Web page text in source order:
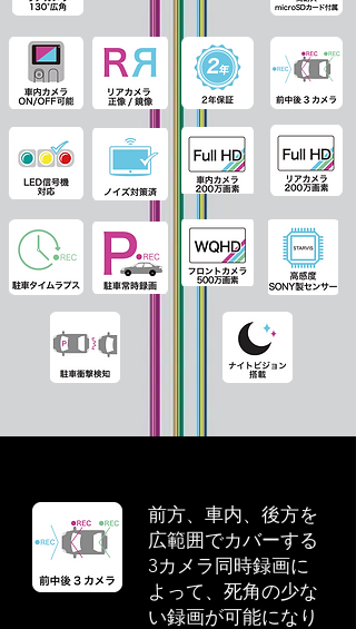
前方、車内、後方を
広範囲でカバーする
3カメラ同時録画に
よって、死角の少な
い録画が可能になり